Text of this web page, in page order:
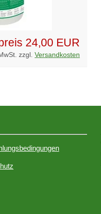
24,00 EUR
zzgl. Versandkosten